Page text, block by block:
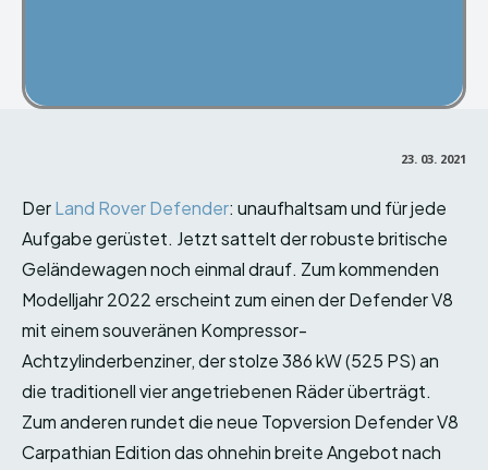
23. 03. 2021
DerLand Rover Defender: unaufhaltsam und für jede
Aufgabe gerüstet. Jetzt sattelt der robuste britische
Geländewagen noch einmal drauf. Zum kommenden
Modelljahr 2022 erscheint zum einen der Defender V8
mit einem souveränen Kompressor-
Achtzylinderbenziner, der stolze 386 kW (525 PS) an
die traditionell vier angetriebenen Räder überträgt.
Zum anderen rundet die neue Topversion Defender V8
Carpathian Edition das ohnehin breite Angebot nach